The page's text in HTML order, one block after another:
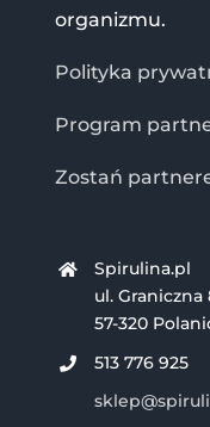
organizmu.
Polityka
Program
Zostań
Spirulina.pl
ul. Graniczna
57-320
513 776 925